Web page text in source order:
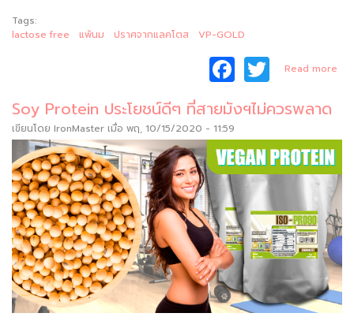
Tags:
lactose free
แพ้นม ปราศจากแลคโตส VP-GOLD
F
a
c
e
b
o
o
k
T
itt
er
Read more
Soy Protein ประโยชน์ดีๆ ที่สายมังฯไม่ควรพลาด
เขียนโดย IronMaster เมื่อ พฤ, 10/15/2020 - 11:59